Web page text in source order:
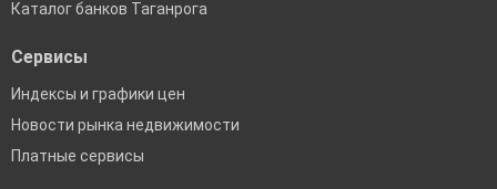
Каталог банков Таганрога
Сервисы
Индексы и графики цен
Новости рынка недвижимости
Платные сервисы